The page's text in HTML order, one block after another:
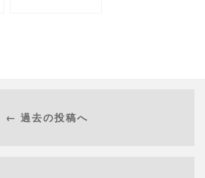
← 過去の投稿へ